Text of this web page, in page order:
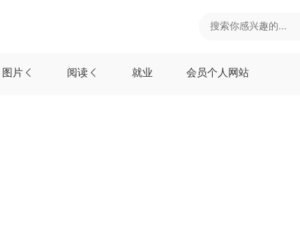
图片 阅读 就业 会员个人网站